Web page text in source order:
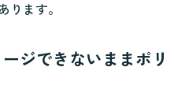
ります。
ジできないままポリ